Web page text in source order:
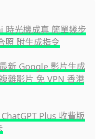
時光機成真 簡單幾步
照 附生成指令
新 Google 影片生成
雜影片 免 VPN 香港
Plus 收費版